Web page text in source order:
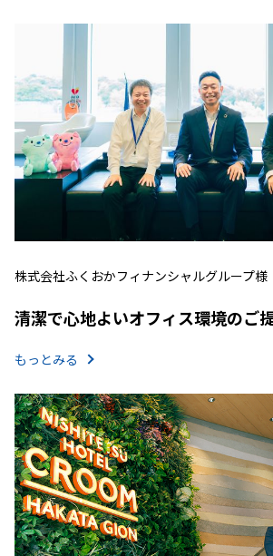
株式会社ふくおかフィナンシャルグループ様
清潔で心地よいオフィス環境のご
もっとみる